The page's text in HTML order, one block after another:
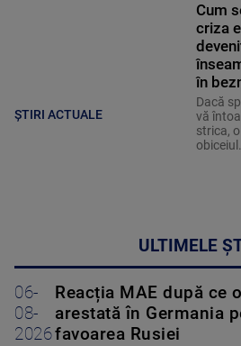
ȘTIRI ACTUALE
Cum
criza
în
Dacă
vă
strica,
obiceiul.
ULTIMELE
06-
08-
2026
Reacția MAE după ce
arestată în Germania
favoarea Rusiei